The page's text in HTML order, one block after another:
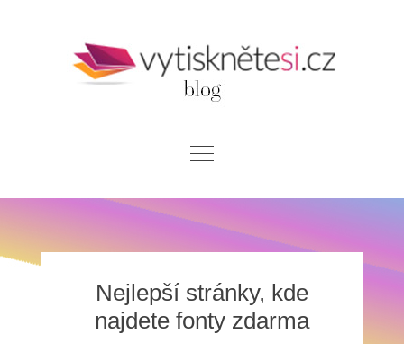
KontaktNejlepší stránky, kde
najdete fonty zdarma